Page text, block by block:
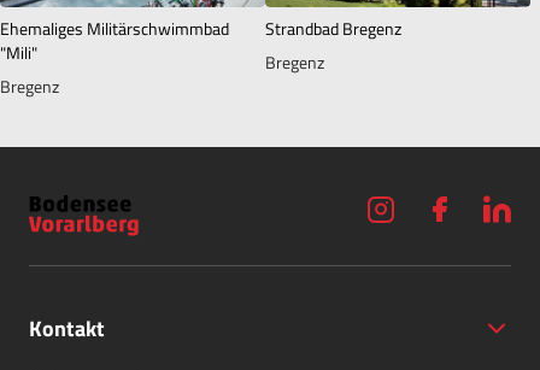
Ehemaliges Militärschwimmbad
"Mili"
Bregenz
Strandbad Bregenz
Bregenz
Kontakt